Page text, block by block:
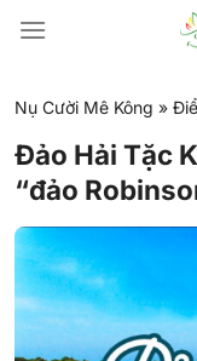
đến
dung
Nụ Cười Mê Kông »
Đảo Hải Tặc
“đảo